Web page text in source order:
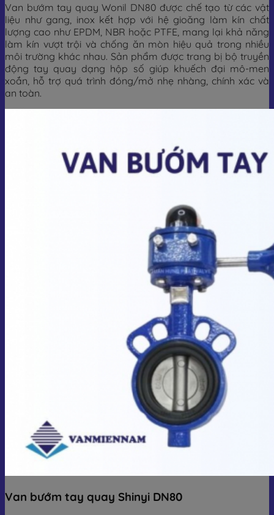
Van bướm tay quay Wonil DN80 được chế tạo từ các vật
liệu như gang, inox kết hợp với hệ gioăng làm kín chất
lượng cao như EPDM, NBR hoặc PTFE, mang lại khả năng
làm kín vượt trội và chống ăn mòn hiệu quả trong nhiều
môi trường khác nhau. Sản phẩm được trang bị bộ truyền
động tay quay dạng hộp số giúp khuếch đại mô-men
xoắn, hỗ trợ quá trình đóng/mở nhẹ nhàng, chính xác và
an toàn.
Van bướm tay quay Shinyi DN80